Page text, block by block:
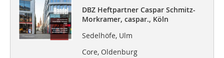
DBZ Heftpartner Caspar Schmitz-
Morkramer, caspar., Köln
Sedelhöfe, Ulm
Core, Oldenburg